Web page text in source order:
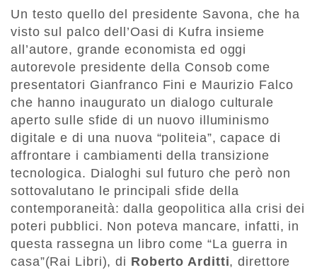
Un testo quello del presidente Savona, che ha
visto sul palco dell’Oasi di Kufra insieme
all’autore, grande economista ed oggi
autorevole presidente della Consob come
presentatori Gianfranco Fini e Maurizio Falco
che hanno inaugurato un dialogo culturale
aperto sulle sfide di un nuovo illuminismo
digitale e di una nuova “politeia”, capace di
affrontare i cambiamenti della transizione
tecnologica. Dialoghi sul futuro che però non
sottovalutano le principali sfide della
contemporaneità: dalla geopolitica alla crisi dei
poteri pubblici. Non poteva mancare, infatti, in
questa rassegna un libro come “La guerra in
casa”(Rai Libri), di Roberto Arditti, direttore